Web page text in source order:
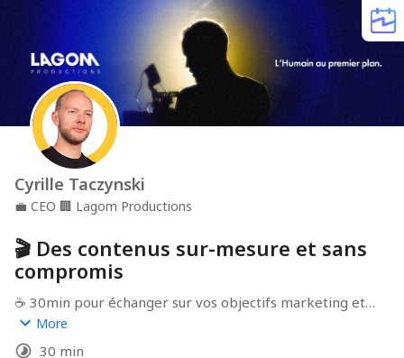
Cyrille Taczynski
💼 CEO 🏢 Lagom Productions
🎬 Des contenus sur-mesure et sans
compromis
☕️ 30min pour échanger sur vos objectifs marketing et
comment Lagom Productions peut vous aider dans
votre stratégie de communication.
More
30 min